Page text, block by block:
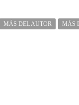
MÁS DEL AUTOR MÁS